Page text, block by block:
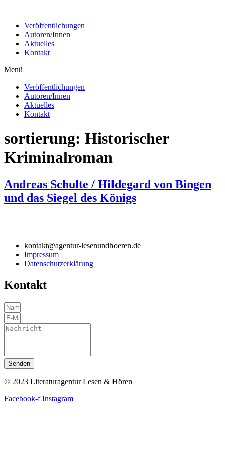
wechselnVeröffentlichungen
Autoren/Innen
Aktuelles
Kontakt
Menü
Veröffentlichungen
Autoren/Innen
Aktuelles
Kontakt
sortierung: Historischer
Kriminalroman
Andreas Schulte / Hildegard von Bingen
und das Siegel des Königs
kontakt@agentur-lesenundhoeren.de
Impressum
Datenschutzerklärung
Kontakt
Senden
© 2023 Literaturagentur Lesen & Hören
Facebook-f Instagram